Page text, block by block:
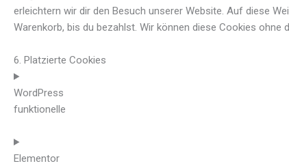
erleichtern wir dir den Besuch unserer Website. Auf diese
Warenkorb, bis du bezahlst. Wir können diese Cookies ohne
6. Platzierte Cookies
WordPress
funktionelle
Elementor